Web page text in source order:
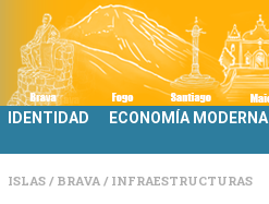
IDENTIDAD ECONOMÍA MODERNA
ISLAS BRAVA INFRAESTRUCTURAS